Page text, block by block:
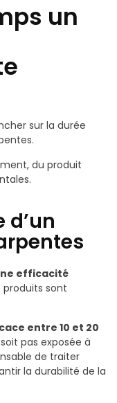
un
sur la durée
du produit
d’un
efficacité
produits sont
entre 10 et 20
pas exposée à
de traiter
la durabilité de la